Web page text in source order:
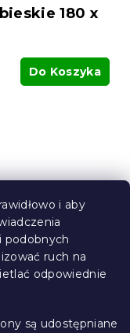
i aby
podobnych
ruch na
odpowiednie
są udostępniane
180 x
Do Koszyka